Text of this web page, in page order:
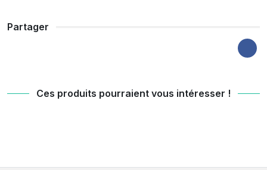
Partager
Ces produits pourraient vous intéresser !